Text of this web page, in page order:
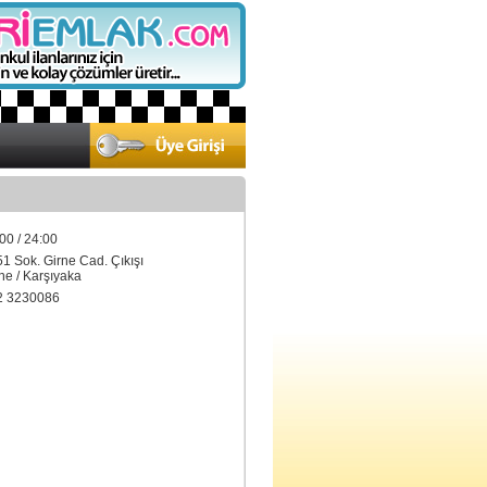
/ 24:00
Sok. Girne Cad. Çıkışı
/ Karşıyaka
3230086